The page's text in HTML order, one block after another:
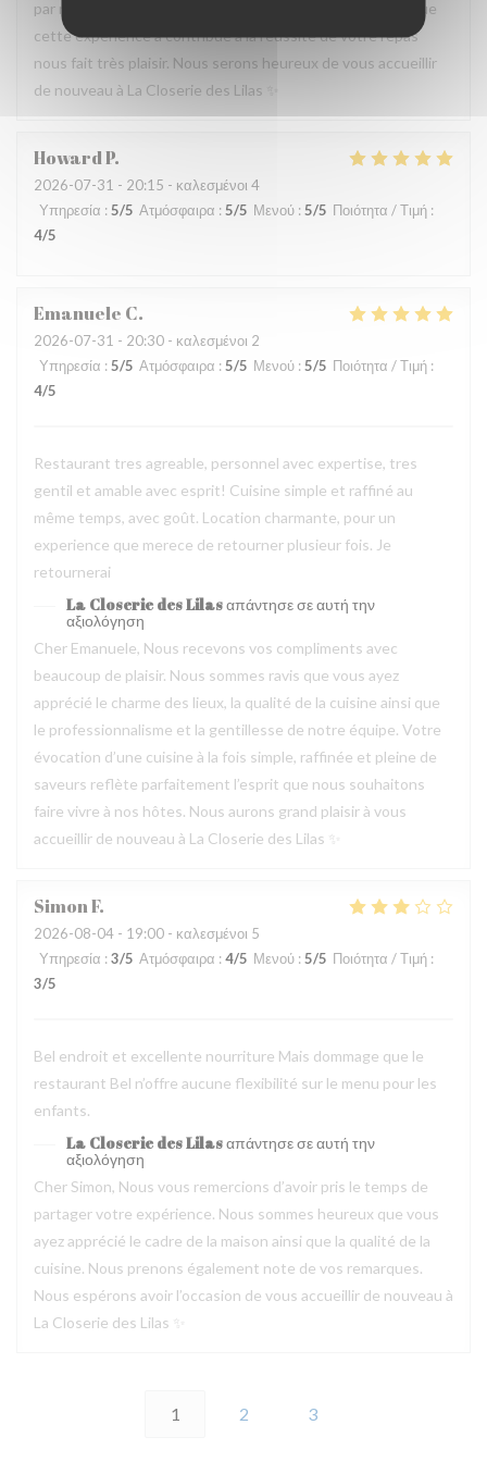
par notre équipe ainsi que la qualité de la cuisine. Savoir que
cette expérience a contribué à la réussite de votre repas
nous fait très plaisir. Nous serons heureux de vous accueillir
de nouveau à La Closerie des Lilas ✨
HowardP
2026-07-31 - 20:15 - καλεσμένοι 4
Υπηρεσία : 5/5 Ατμόσφαιρα : 5/5 Μενού : 5/5 Ποιότητα / Τιμή :
4/5
Emanuele C
2026-07-31 - 20:30 - καλεσμένοι 2
Υπηρεσία : 5/5 Ατμόσφαιρα :5/5 Μενού : 5/5 Ποιότητα / Τιμή :
4/5
Restaurant tres agreable, personnel avec expertise, tres
gentil et amable avec esprit! Cuisine simple et raffiné au
même temps, avec goût. Location charmante, pour un
experience que merece de retourner plusieur fois. Je
retournerai
La Closerie des Lilasαπάντησε σε αυτή την
αξιολόγηση
Cher Emanuele, Nous recevons vos compliments avec
beaucoup de plaisir. Nous sommes ravis que vous ayez
apprécié le charme des lieux, la qualité de la cuisine ainsi que
le professionnalisme et la gentillesse de notre équipe. Votre
évocation d’une cuisine à la fois simple, raffinée et pleine de
saveurs reflète parfaitement l’esprit que nous souhaitons
faire vivre à nos hôtes. Nous aurons grand plaisir à vous
accueillir de nouveau à La Closerie des Lilas ✨
SimonF
2026-08-04 - 19:00 - καλεσμένοι 5
Υπηρεσία : 3/5 Ατμόσφαιρα : 4/5 Μενού : 5/5 Ποιότητα / Τιμή :
3/5
Bel endroit et excellente nourriture Mais dommage que le
restaurant Bel n’offre aucune flexibilité sur le menu pour les
enfants.
La Closerie des Lilasαπάντησε σε αυτή την
αξιολόγηση
Cher Simon, Nous vous remercions d’avoir pris le temps de
partager votre expérience. Nous sommes heureux que vous
ayez apprécié le cadre de la maison ainsi que la qualité de la
cuisine. Nous prenons également note de vos remarques.
Nous espérons avoir l’occasion de vous accueillir de nouveau à
La Closerie des Lilas ✨
1 2 3